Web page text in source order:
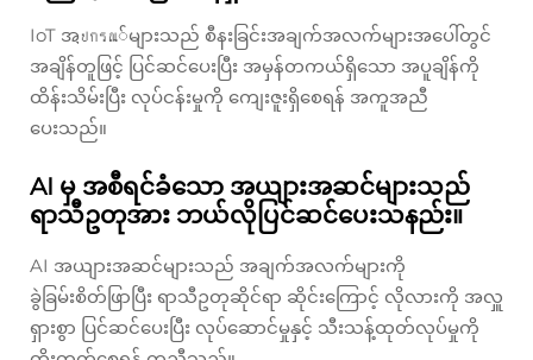
IoT အุปกรณ်များသည် စီနးခြင်းအချက်အလက်များအပေါ်တွင်
အချိန်တူဖြင့် ပြင်ဆင်ပေးပြီး အမှန်တကယ်ရှိသော အပူချိန်ကို
ထိန်းသိမ်းပြီး လုပ်ငန်းမှုကို ကျေးဇူးရှိစေရန် အကူအညီ
ပေးသည်။
AI မှ အစီရင်ခံသော အယျားအဆင်များသည်
ရာသီဥတုအား ဘယ်လိုပြင်ဆင်ပေးသနည်း။
AI အယျားအဆင်များသည် အချက်အလက်များကို
ခွဲခြမ်းစိတ်ဖြာပြီး ရာသီဥတုဆိုင်ရာ ဆိုင်းကြောင့် လိုလားကို အလှူ
ရှားစွာ ပြင်ဆင်ပေးပြီး လုပ်ဆောင်မှုနှင့် သီးသန့်ထုတ်လုပ်မှုကို